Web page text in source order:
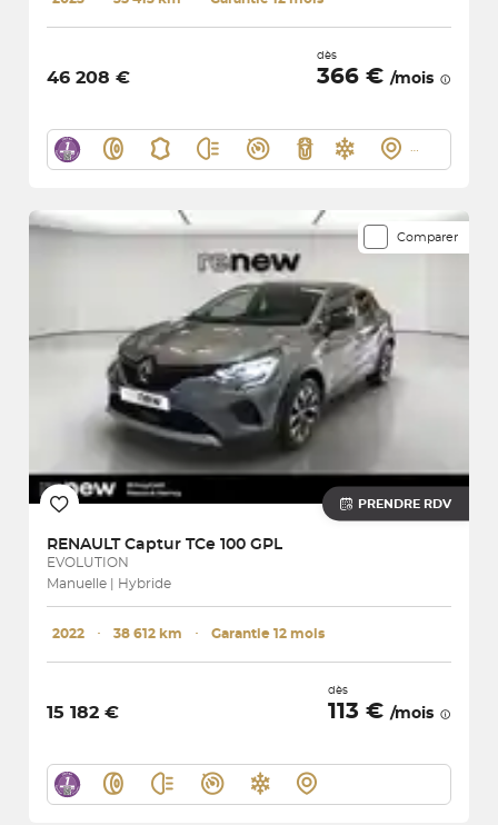
46 208 €
dès
366 € /mois
Comparer
PRENDRE RDV
RENAULT Captur TCe 100 GPL
EVOLUTION
Manuelle | Hybride
2022 ･ 38 612 km ･ Garantie 12 mois
15 182 €
dès
113 € /mois